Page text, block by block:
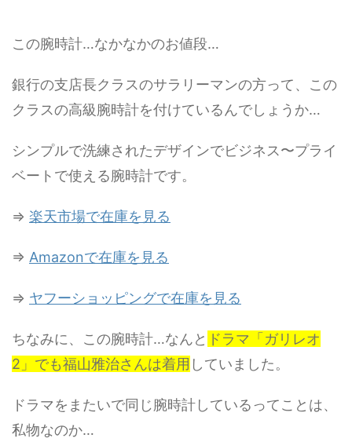
この腕時計…なかなかのお値段…
銀行の支店長クラスのサラリーマンの方って、この
クラスの高級腕時計を付けているんでしょうか…
シンプルで洗練されたデザインでビジネス〜プライ
ベートで使える腕時計です。
⇒ 楽天市場で在庫を見る
⇒ Amazonで在庫を見る
⇒ ヤフーショッピングで在庫を見る
ちなみに、この腕時計…なんと ドラマ「ガリレオ
2」でも福山雅治さんは着用 していました。
ドラマをまたいで同じ腕時計しているってことは、
私物なのか…